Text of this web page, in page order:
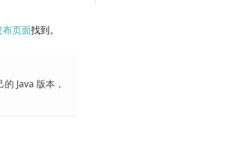
布页面找到。
Java 版本，